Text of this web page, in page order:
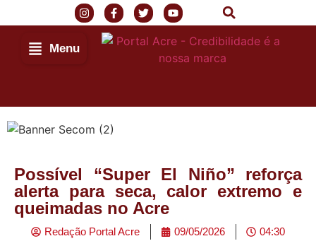
Menu
Últimas Notícias
Agenda Cultural
Possível “Super El Niño” reforça
alerta para seca, calor extremo e
queimadas no Acre
Redação Portal Acre 09/05/2026 04:30